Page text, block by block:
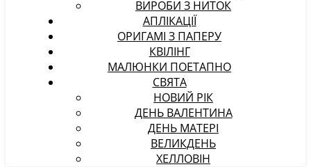
ВИРОБИ З НИТОК
АПЛІКАЦІЇ
ОРИГАМІ З ПАПЕРУ
КВІЛІНГ
МАЛЮНКИ ПОЕТАПНО
СВЯТА
НОВИЙ РІК
ДЕНЬ ВАЛЕНТИНА
ДЕНЬ МАТЕРІ
ВЕЛИКДЕНЬ
ХЕЛЛОВІН